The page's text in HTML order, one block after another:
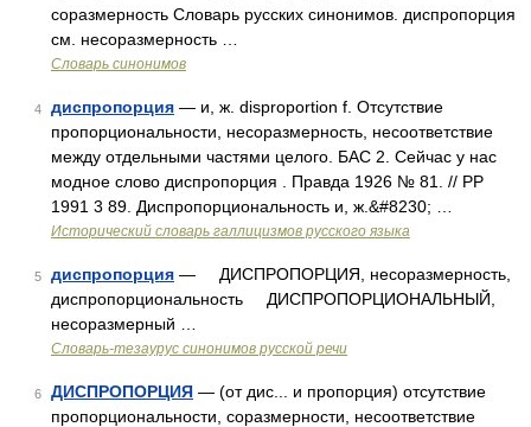
соразмерность Словарь русских синонимов. диспропорция
см. несоразмерность …
Словарь синонимов
4 диспропорция — и, ж. disproportion f. Отсутствие
пропорциональности, несоразмерность, несоответствие
между отдельными частями целого. БАС 2. Сейчас у нас
модное слово диспропорция . Правда 1926 № 81. // РР
1991 3 89. Диспропорциональность и, ж.&#8230; …
Исторический словарь галлицизмов русского языка
5 диспропорция — ДИСПРОПОРЦИЯ, несоразмерность,
диспропорциональность ДИСПРОПОРЦИОНАЛЬНЫЙ,
несоразмерный …
Словарь-тезаурус синонимов русской речи
6 ДИСПРОПОРЦИЯ — (от дис... и пропорция) отсутствие
пропорциональности, соразмерности, несоответствие